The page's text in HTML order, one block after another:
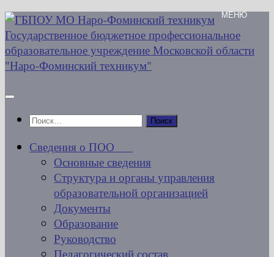
Перейти
к
содержимому
Найти:
Сведения о ПОО
Основные сведения
Структура и органы управления
образовательной организацией
Документы
Образование
Руководство
Педагогический состав